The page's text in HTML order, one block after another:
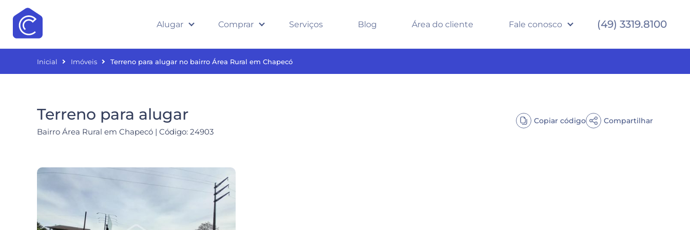
Alugar Comprar Serviços Blog Área do cliente Fale conosco (49) 3319.8100
Inicial Imóveis Terreno para alugar no bairro Área Rural em Chapecó
Terreno para alugar
Bairro Área Rural em Chapecó | Código: 24903
Copiar código Compartilhar